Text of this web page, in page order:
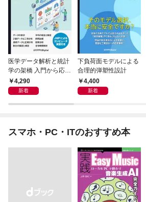
医学データ解析と統計
学の架橋 入門から応用
へつなぐ
4,290
新着
下負荷面モデルによる
合理的弾塑性設計
4,400
新着
スマホ・PC・ITのおすすめ本